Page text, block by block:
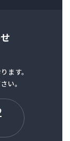
ます。
い。